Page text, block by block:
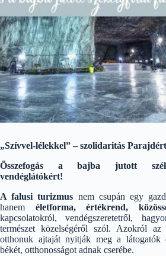
„Szívvel-lélekkel” – szolidaritás
Összefogás a bajba jutott
vendéglátókért!
A falusi turizmus nem csupán egy
hanem életforma, értékrend,
kapcsolatokról, vendégszeretetről,
természet közelségéről szól. Azokról
otthonuk ajtaját nyitják meg a látogatók
békét, otthonosságot adnak cserébe.